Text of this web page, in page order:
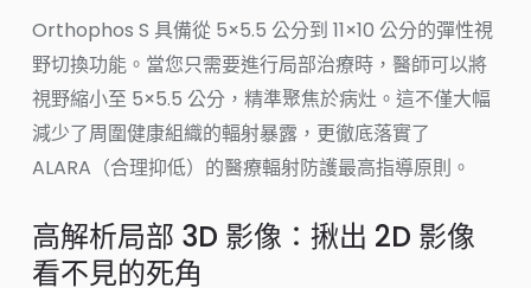
Orthophos S 具備從 5×5.5 公分到 11×10 公分的彈性視
野切換功能。當您只需要進行局部治療時，醫師可以將
視野縮小至 5×5.5 公分，精準聚焦於病灶。這不僅大幅
減少了周圍健康組織的輻射暴露，更徹底落實了
ALARA（合理抑低）的醫療輻射防護最高指導原則。
高解析局部 3D 影像：揪出 2D 影像
看不見的死角